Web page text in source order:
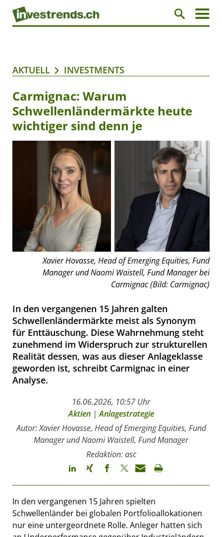
AKTUELL INVESTMENTS
Carmignac: Warum
Schwellenländermärkte heute
wichtiger sind denn je
Xavier Hovasse, Head of Emerging Equities, Fund
Manager und Naomi Waistell, Fund Manager bei
Carmignac (Bild: Carmignac)
In den vergangenen 15 Jahren galten
Schwellenländermärkte meist als Synonym
für Enttäuschung. Diese Wahrnehmung steht
zunehmend im Widerspruch zur strukturellen
Realität dessen, was aus dieser Anlageklasse
geworden ist, schreibt Carmignac in einer
Analyse.
16.06.2026, 10:57 Uhr
Aktien|Anlagestrategie
Autor: Xavier Hovasse, Head of Emerging Equities, Fund
Manager und Naomi Waistell, Fund Manager
Redaktion: asc
In den vergangenen 15 Jahren spielten
Schwellenländer bei globalen Portfolioallokationen
nur eine untergeordnete Rolle. Anleger hatten sich